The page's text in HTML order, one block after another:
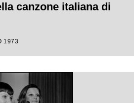
canzone italiana di
1973